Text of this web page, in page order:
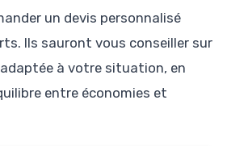
un devis personnalisé
Ils sauront vous conseiller sur
à votre situation, en
entre économies et